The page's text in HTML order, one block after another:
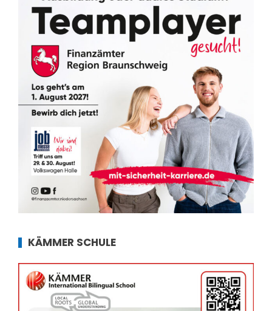
KÄMMER SCHULE